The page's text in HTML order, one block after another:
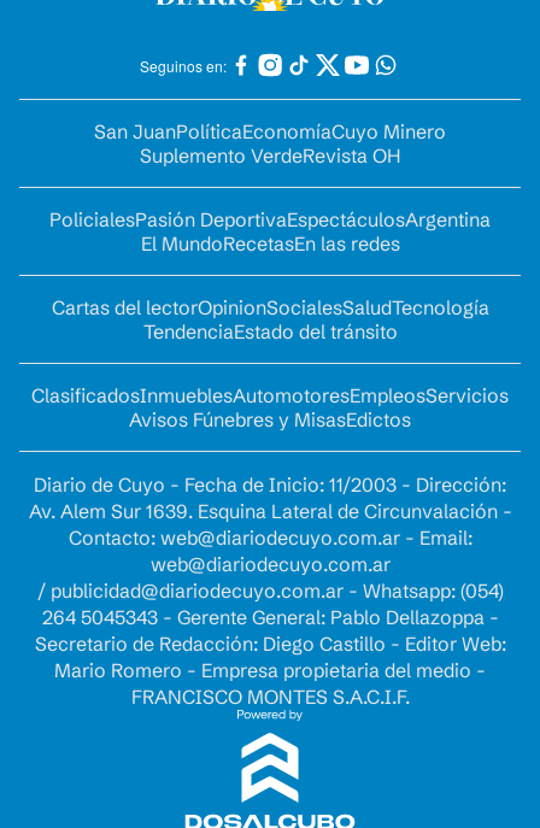
Seguinos en:
San JuanPolíticaEconomíaCuyo Minero
Suplemento VerdeRevista OH
PolicialesPasión DeportivaEspectáculosArgentina
El MundoRecetasEn las redes
Cartas del lectorOpinionSocialesSaludTecnología
TendenciaEstado del tránsito
ClasificadosInmueblesAutomotoresEmpleosServicios
Avisos Fúnebres y MisasEdictos
Diario de Cuyo - Fecha de Inicio: 11/2003 - Dirección:
Av. Alem Sur 1639. Esquina Lateral de Circunvalación -
Contacto: web@diariodecuyo.com.ar- Email:
web@diariodecuyo.com.ar
/ publicidad@diariodecuyo.com.ar- Whatsapp: (054)
264 5045343 - Gerente General: Pablo Dellazoppa -
Secretario de Redacción: Diego Castillo - Editor Web:
Mario Romero - Empresa propietaria del medio -
FRANCISCO MONTES S.A.C.I.F.